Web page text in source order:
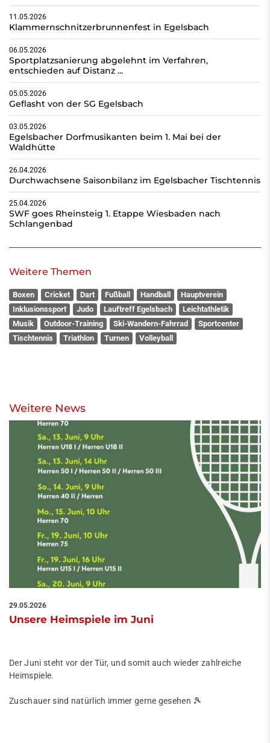
11.05.2026
Klammernschnitzerbrunnenfest in Egelsbach
06.05.2026
Sportplatzsanierung abgelehnt im Verfahren,
entschieden auf Distanz ...
05.05.2026
Geflasht von der SG Egelsbach
03.05.2026
Egelsbacher Dorfmusikanten beim 1. Mai bei der
Waldhütte
26.04.2026
Durchwachsene Saisonbilanz im Egelsbacher Tischtennis
25.04.2026
SWF goes Rheinsteig 1. Etappe Wiesbaden nach
Schlangenbad
Weitere Themen
Boxen Cricket Dart Fußball Handball
Hauptverein
Inklusionssport
Judo Lauftreff Egelsbach
Leichtathletik
Musik
Outdoor-Training Ski-Wandern-Fahrrad
Sportcenter
Tischtennis
Triathlon Turnen Volleyball
Weitere News
29.05.2026
Unsere Heimspiele im Juni
Der Juni steht vor der Tür, und somit auch wieder zahlreiche
Heimspiele.
Zuschauer sind natürlich immer gerne gesehen 🎾